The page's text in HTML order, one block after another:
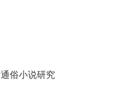
俗小说研究